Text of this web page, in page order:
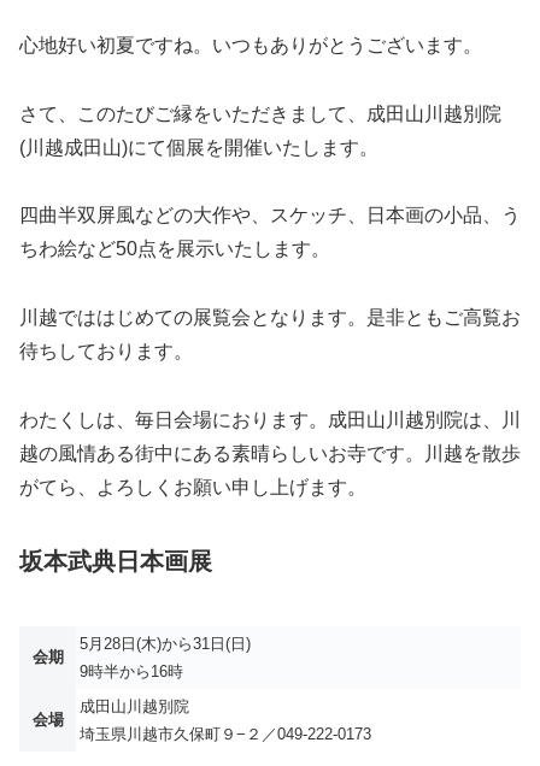
心地好い初夏ですね。いつもありがとうございます。
さて、このたびご縁をいただきまして、成田山川越別院
(川越成田山)にて個展を開催いたします。
四曲半双屏風などの大作や、スケッチ、日本画の小品、う
ちわ絵など50点を展示いたします。
川越でははじめての展覧会となります。是非ともご高覧お
待ちしております。
わたくしは、毎日会場におります。成田山川越別院は、川
越の風情ある街中にある素晴らしいお寺です。川越を散歩
がてら、よろしくお願い申し上げます。
坂本武典日本画展
会期
5月28日(木)から31日(日)
9時半から16時
会場
成田山川越別院
埼玉県川越市久保町９−２／049-222-0173